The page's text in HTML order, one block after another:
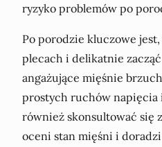
ryzyko problemów po
Po porodzie kluczowe jest,
plecach i delikatnie
angażujące mięśnie
prostych ruchów napięcia
również skonsultować się
oceni stan mięśni i